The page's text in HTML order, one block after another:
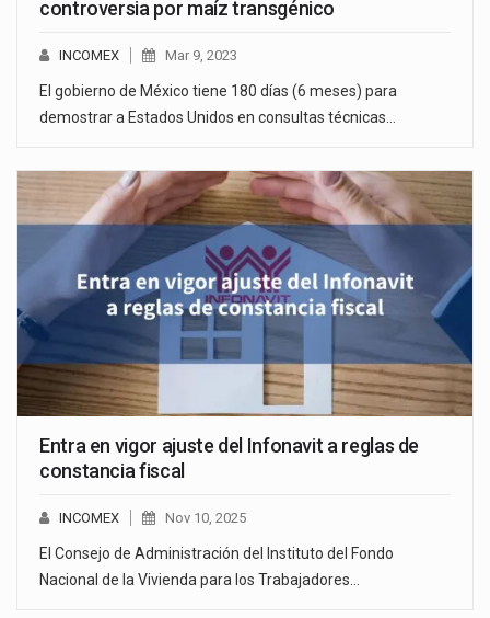
controversia por maíz transgénico
INCOMEX Mar 9, 2023
El gobierno de México tiene 180 días (6 meses) para
demostrar a Estados Unidos en consultas técnicas…
Entra en vigor ajuste del Infonavit a reglas de
constancia fiscal
INCOMEX Nov 10, 2025
El Consejo de Administración del Instituto del Fondo
Nacional de la Vivienda para los Trabajadores…